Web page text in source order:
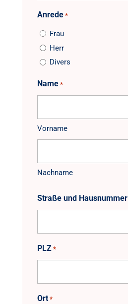
Anrede *
Frau
Herr
Divers
Name *
Vorname
Nachname
Straße und Hausnummer
PLZ *
Ort *